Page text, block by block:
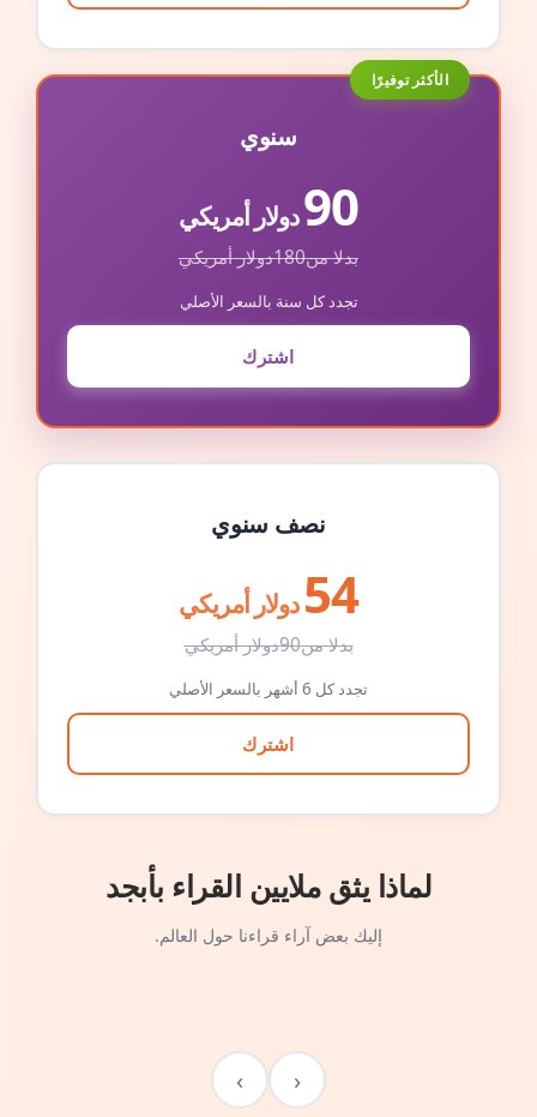
الأكثر توفيرًا
سنوي
90دولار أمريكي
بدلا من180دولار أمريكي
تجدد كل سنة بالسعر الأصلي
اشترك
نصف سنوي
54 دولار أمريكي
بدلا من90دولار أمريكي
تجدد كل 6 أشهر بالسعر الأصلي
اشترك
لماذا يثق ملايين القراء بأبجد
إليك بعض آراء قراءنا حول العالم.
‹
›